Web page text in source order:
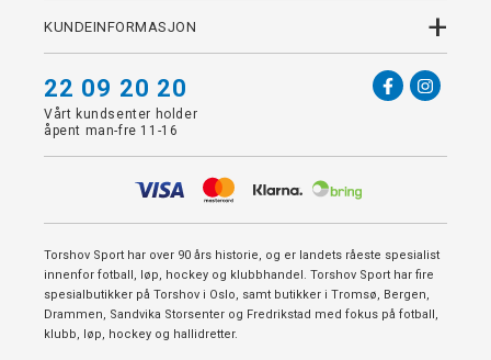
KUNDEINFORMASJON +
22 09 20 20
Vårt kundsenter holder
åpent man-fre 11-16
Torshov Sport har over 90 års historie, og er landets råeste spesialist
innenfor fotball, løp, hockey og klubbhandel. Torshov Sport har fire
spesialbutikker på Torshov i Oslo, samt butikker i Tromsø, Bergen,
Drammen, Sandvika Storsenter og Fredrikstad med fokus på fotball,
klubb, løp, hockey og hallidretter.